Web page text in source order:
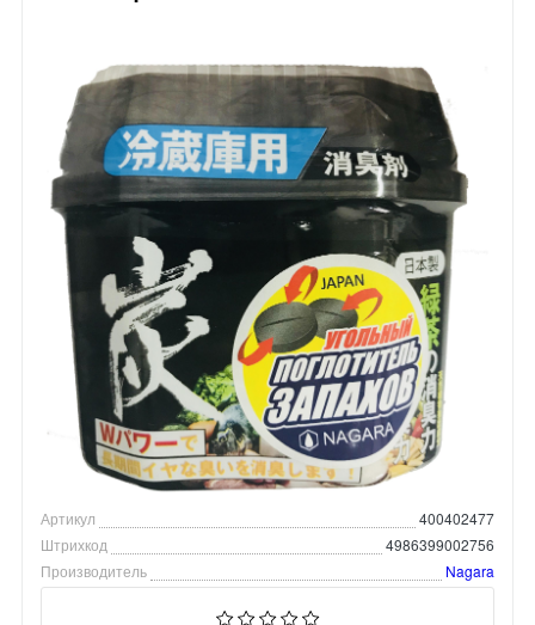
Артикул
400402477
Штрихкод
4986399002756
Производитель
Nagara